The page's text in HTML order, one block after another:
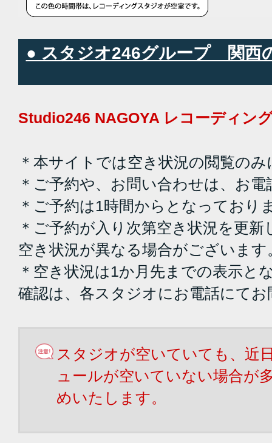
● スタジオ246グループ 関西
Studio246 NAGOYA レコーディン
＊本サイトでは空き状況の閲覧の
＊ご予約や、お問い合わせは、お
＊ご予約は1時間からとなっており
＊ご予約が入り次第空き状況を更
空き状況が異なる場合がございます
＊空き状況は1か月先までの表示と
確認は、各スタジオにお電話にて
スタジオが空いていても、近
ュールが空いていない場合が
めいたします。